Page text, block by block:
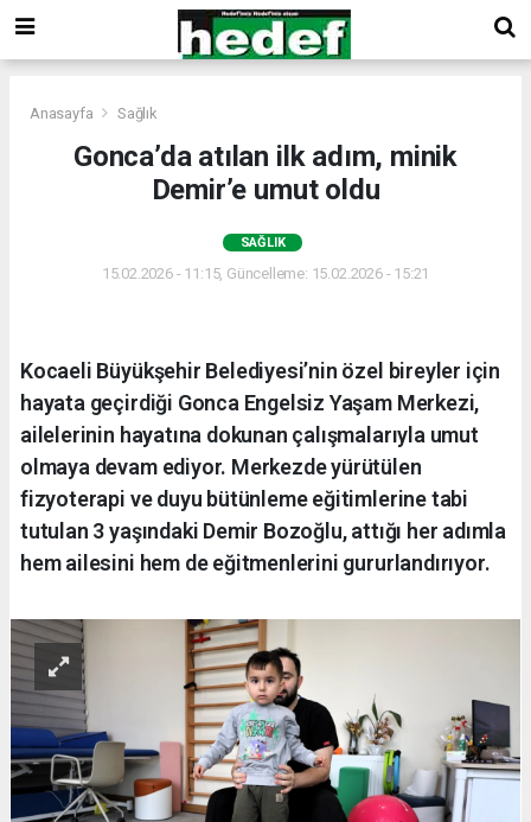
Anasayfa Sağlık
Gonca’da atılan ilk adım, minik
Demir’e umut oldu
SAĞLIK
15.02.2026 - 11:15, Güncelleme: 15.02.2026 - 15:21
Kocaeli Büyükşehir Belediyesi’nin özel bireyler için
hayata geçirdiği Gonca Engelsiz Yaşam Merkezi,
ailelerinin hayatına dokunan çalışmalarıyla umut
olmaya devam ediyor. Merkezde yürütülen
fizyoterapi ve duyu bütünleme eğitimlerine tabi
tutulan 3 yaşındaki Demir Bozoğlu, attığı her adımla
hem ailesini hem de eğitmenlerini gururlandırıyor.